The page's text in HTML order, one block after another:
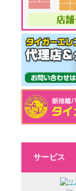
サービス